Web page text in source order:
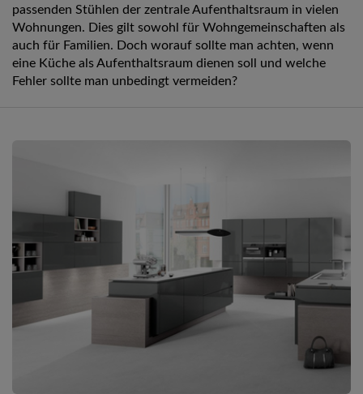
passenden Stühlen der zentrale Aufenthaltsraum in vielen
Wohnungen. Dies gilt sowohl für Wohngemeinschaften als
auch für Familien. Doch worauf sollte man achten, wenn
eine Küche als Aufenthaltsraum dienen soll und welche
Fehler sollte man unbedingt vermeiden?